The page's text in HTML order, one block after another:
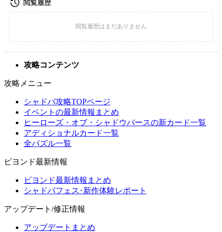
攻略コンテンツ
攻略メニュー
シャドバ攻略TOPページ
イベントの最新情報まとめ
ヒーローズ・オブ・シャドウバースの新カード一覧
アディショナルカード一覧
全パズル一覧
ビヨンド最新情報
ビヨンド最新情報まとめ
シャドバフェス･新作体験レポート
アップデート/修正情報
アップデートまとめ